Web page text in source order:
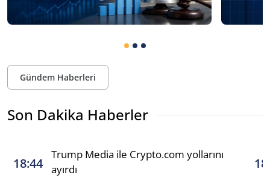
Gündem Haberleri
Son Dakika Haberler
18:44
Trump Media ile Crypto.com yollarını
ayırdı